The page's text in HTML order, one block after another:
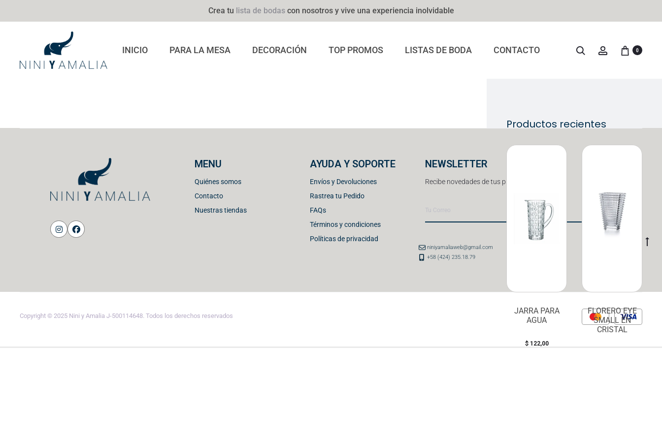
Crea tu lista de bodascon nosotros y vive una experiencia inolvidable
INICIO PARA LA MESA DECORACIÓN TOP PROMOS LISTAS DE BODA CONTACTO 0
Productos recientes
JARRA PARA
AGUA
$122,00
FLORERO EYE
SMALL EN
CRISTAL
MENU
Quiénes somos
Contacto
Nuestras tiendas
AYUDA Y SOPORTE
Envíos y Devoluciones
Rastrea tu Pedido
FAQs
Términos y condiciones
Políticas de privacidad
NEWSLETTER
Recibe novedades de tus productos favoritos
niniyamaliaweb@gmail.com
+58 (424) 235.18.79
Copyright © 2025 Nini y Amalia J-500114648. Todos los derechos reservados